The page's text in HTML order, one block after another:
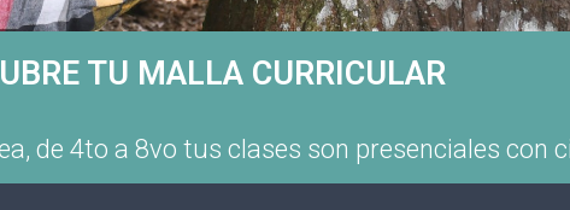
TU MALLA CURRICULAR
de 4to a 8vo tus clases son presenciales con